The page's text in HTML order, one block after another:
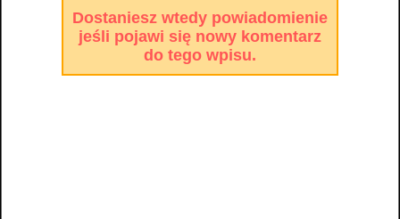
Dostaniesz wtedy powiadomienie
jeśli pojawi się nowy komentarz
do tego wpisu.